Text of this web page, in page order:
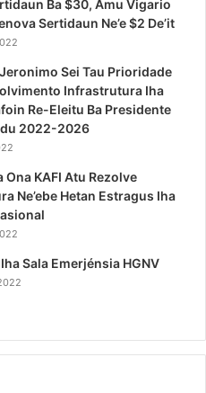
Ba $30, Amu Vigario
Sertidaun Ne’e $2 De’it
Sei Tau Prioridade
Infrastrutura Iha
Re-Eleitu Ba Presidente
2022-2026
Ona KAFI Atu Rezolve
Ne’ebe Hetan Estragus Iha
Sala Emerjénsia HGNV